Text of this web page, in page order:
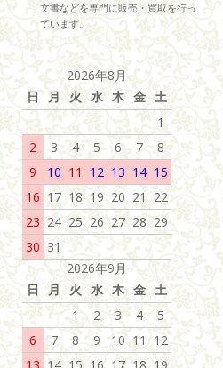
文書などを専門に販売・買取を行っ
ています。
2026年8月
日 月 火 水 木 金 土
1
2
3 4 5 6 7
8
9
10 11 12 13 14 15
16 17 18 19 20 21 22
23 24 25 26 27 28 29
30 31
2026年9月
日 月 火 水 木 金 土
1
2 3 4
5
6
7 8 9 10 11 12